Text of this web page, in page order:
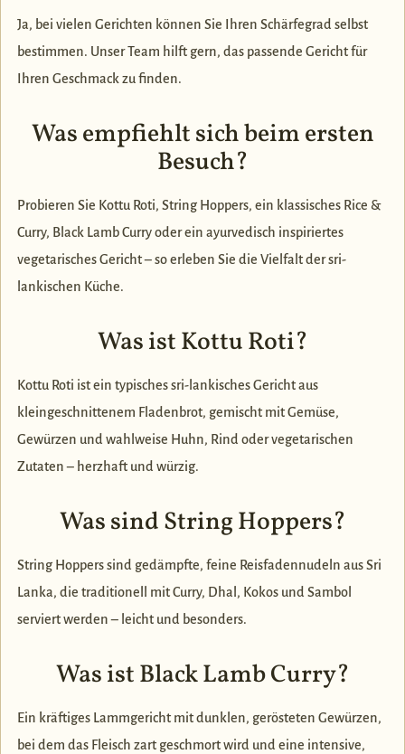
Ja, bei vielen Gerichten können Sie Ihren Schärfegrad selbst
bestimmen. Unser Team hilft gern, das passende Gericht für
Ihren Geschmack zu finden.
Was empfiehlt sich beim ersten
Besuch?
Probieren Sie Kottu Roti, String Hoppers, ein klassisches Rice &
Curry, Black Lamb Curry oder ein ayurvedisch inspiriertes
vegetarisches Gericht – so erleben Sie die Vielfalt der sri-
lankischen Küche.
Was ist Kottu Roti?
Kottu Roti ist ein typisches sri-lankisches Gericht aus
kleingeschnittenem Fladenbrot, gemischt mit Gemüse,
Gewürzen und wahlweise Huhn, Rind oder vegetarischen
Zutaten – herzhaft und würzig.
Was sind String Hoppers?
String Hoppers sind gedämpfte, feine Reisfadennudeln aus Sri
Lanka, die traditionell mit Curry, Dhal, Kokos und Sambol
serviert werden – leicht und besonders.
Was ist Black Lamb Curry?
Ein kräftiges Lammgericht mit dunklen, gerösteten Gewürzen,
bei dem das Fleisch zart geschmort wird und eine intensive,